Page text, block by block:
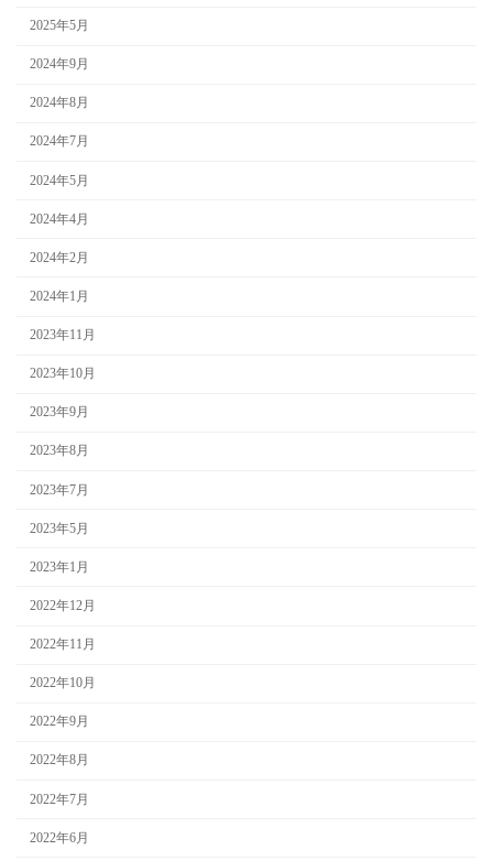
2025年5月
2024年9月
2024年8月
2024年7月
2024年5月
2024年4月
2024年2月
2024年1月
2023年11月
2023年10月
2023年9月
2023年8月
2023年7月
2023年5月
2023年1月
2022年12月
2022年11月
2022年10月
2022年9月
2022年8月
2022年7月
2022年6月